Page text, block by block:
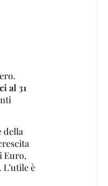
al 31
della
Euro,
è